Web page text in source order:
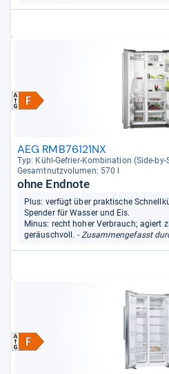
AEG RMB76121NX
Typ: Kühl-​Gefrier-​Kom­bi­na­tion (Side-​by-​
Gesamt­nutz­vo­lu­men: 570 l
ohne Endnote
Plus: verfügt über praktische
Spender für Wasser und Eis.
Minus: recht hoher Verbrauch; agiert
geräuschvoll. - Zusammengefasst